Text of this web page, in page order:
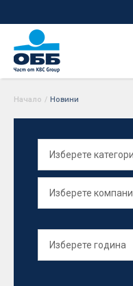
Начало / Новини